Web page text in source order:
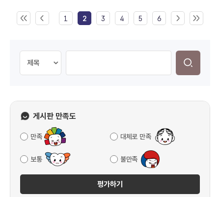
1 2 3 4 5 6
게시판 만족도
만족 대체로 만족
보통 불만족
평가하기